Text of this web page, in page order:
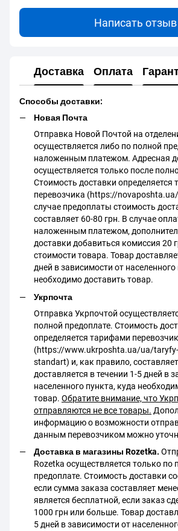
Написать отзыв
Доставка Оплата
Способы доставки:
Новая Почта
Отправка Новой Почтой на
осуществляется либо по полной
наложенным платежом. Адресная
осуществляется только после
Стоимость доставки определяется
перевозчика (https://
случае предоплаты стоимость
составляет 60-80 грн. В случае
наложенным платежом,
доставки добавиться комиссия 20
стоимости товара. Товар
дней в зависимости от населенного
необходимо доставить товар.
Укрпочта
Отправка Укрпочтой
полной предоплате. Стоимость
определяется тарифами
(https://www.ukrposhta.ua/ua/
standart) и, как правило,
доставляется в течении 1-5 дней в
населенного пункта, куда
товар. Обратите внимание, что
отправляются не все товары.
информацию о возможности
данным перевозчиком можно
Доставка в магазины Rozetka.
Rozetka осуществляется только по
предоплате. Стоимость доставки
если сумма заказа составляет
является бесплатной, если заказ
1000 грн или больше. Товар
5 дней в зависимости от